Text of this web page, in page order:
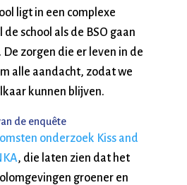
ligt in een complexe
school als de BSO gaan
zorgen die er leven in de
alle aandacht, zodat we
kunnen blijven.
de enquête
onderzoek Kiss and
, die laten zien dat het
groener en